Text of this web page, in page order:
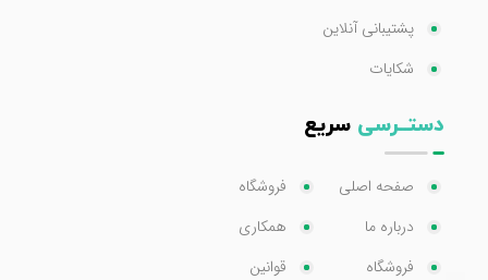
پشتیبانی آنلاین
شکایات
دستــرسی سریع
صفحه اصلی
درباره ما
فروشگاه
فروشگاه
همکاری
قوانین